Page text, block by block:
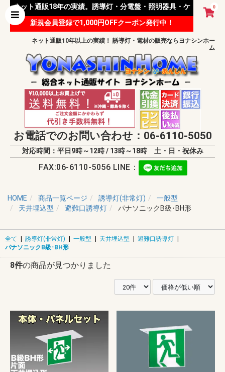
0
ネット通販18年の実績。誘導灯・分電盤・照明器具・ケ
ーブル等 様々な資材を取り扱っています。
新規会員登録で1,000円OFFクーポン発行中！
ネット通販10年以上の実績！ 誘導灯・電材の販売ならヨナシンホー
ム
お電話でのお問い合わせ：06-6110-5050
対応時間：平日9時～12時 / 13時～18時 土・日・祝休み
FAX:06-6110-5056 LINE：
HOME 商品一覧ページ 誘導灯(非常灯)
一般型
天井埋込型
避難口誘導灯 パナソニックB級･BH形
全て | 誘導灯(非常灯) | 一般型 | 天井埋込型 | 避難口誘導灯 |
パナソニックB級･BH形
8件の商品が見つかりました